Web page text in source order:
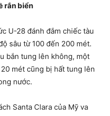
rắn biển
U-28 đánh đắm chiếc tàu
sâu từ 100 đến 200 mét.
bắn tung lên không, một
mét cũng bị hất tung lên
nước.
Santa Clara của Mỹ va